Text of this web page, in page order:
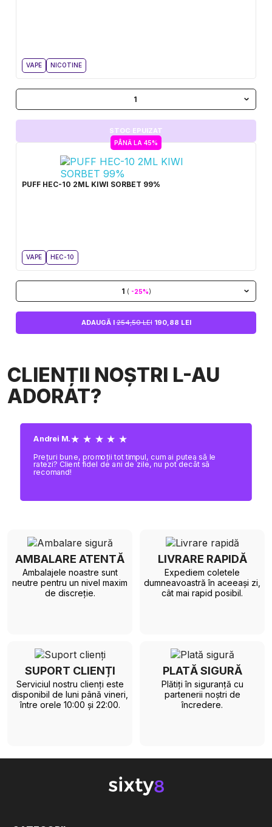
VAPE NICOTINE
1
STOC EPUIZAT
PÂNĂ LA 45%
PUFF HEC-10 2ML KIWI SORBET 99%
VAPE HEC-10
1 ( -25%)
ADAUGĂ I254,50 LEI190,88 LEI
CLIENȚII NOȘTRI L-AU
ADORAT?
Andrei M.★ ★ ★ ★ ★
Prețuri bune, promoții tot timpul, cum ai putea să le
ratezi? Client fidel de ani de zile, nu pot decât să
recomand!
AMBALARE ATENTĂ
Ambalajele noastre sunt
neutre pentru un nivel maxim
de discreție.
LIVRARE RAPIDĂ
Expediem coletele
dumneavoastră în aceeași zi,
cât mai rapid posibil.
SUPORT CLIENȚI
Serviciul nostru clienți este
disponibil de luni până vineri,
între orele 10:00 și 22:00.
PLATĂ SIGURĂ
Plătiți în siguranță cu
partenerii noștri de
încredere.